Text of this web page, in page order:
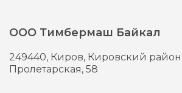
ООО Тимбермаш Байкал
249440, Киров, Кировский
Пролетарская, 58